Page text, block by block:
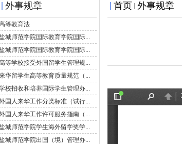
外事规章 首页 外事规章